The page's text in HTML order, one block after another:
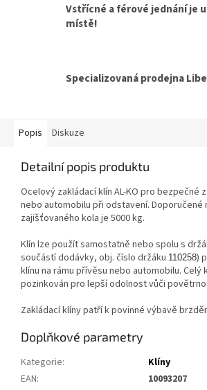
Vstřícné a férové jednání je
místě!
Specializovaná prodejna
Popis Diskuze
Detailní popis produktu
Ocelový zakládací klín AL-KO pro bezpečné
nebo automobilu při odstavení. Doporučené
zajišťovaného kola je 5000 kg.
Klín lze použít samostatně nebo spolu s
součástí dodávky, obj. číslo držáku 110258)
klínu na rámu přívěsu nebo automobilu. Celý
pozinkován pro lepší odolnost vůči
Zakládací klíny patří k povinné výbavě
Doplňkové parametry
Kategorie:
Klíny
EAN:
10093207